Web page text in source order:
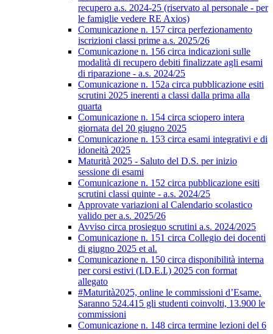
recupero a.s. 2024-25 (riservato al personale - per
le famiglie vedere RE Axios)
Comunicazione n. 157 circa perfezionamento
iscrizioni classi prime a.s. 2025/26
Comunicazione n. 156 circa indicazioni sulle
modalità di recupero debiti finalizzate agli esami
di riparazione - a.s. 2024/25
Comunicazione n. 152a circa pubblicazione esiti
scrutini 2025 inerenti a classi dalla prima alla
quarta
Comunicazione n. 154 circa sciopero intera
giornata del 20 giugno 2025
Comunicazione n. 153 circa esami integrativi e di
idoneità 2025
Maturità 2025 - Saluto del D.S. per inizio
sessione di esami
Comunicazione n. 152 circa pubblicazione esiti
scrutini classi quinte - a.s. 2024/25
Approvate variazioni al Calendario scolastico
valido per a.s. 2025/26
Avviso circa prosieguo scrutini a.s. 2024/2025
Comunicazione n. 151 circa Collegio dei docenti
di giugno 2025 et al.
Comunicazione n. 150 circa disponibilità interna
per corsi estivi (I.D.E.I.) 2025 con format
allegato
#Maturità2025, online le commissioni d’Esame.
Saranno 524.415 gli studenti coinvolti, 13.900 le
commissioni
Comunicazione n. 148 circa termine lezioni del 6